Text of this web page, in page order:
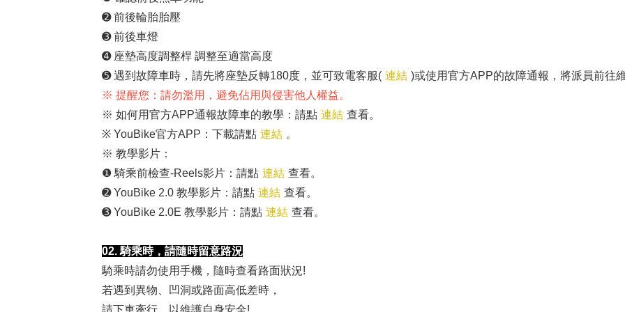
➋ 前後輪胎胎壓
➌ 前後車燈
➍ 座墊高度調整桿 調整至適當高度
➎ 遇到故障車時，請先將座墊反轉180度，並可致電客服( 連結 )或使用官方APP的故障通報，將派員前往
※ 提醒您：請勿濫用，避免佔用與侵害他人權益。
※ 如何用官方APP通報故障車的教學：請點 連結 查看。
※ YouBike官方APP：下載請點 連結 。
※ 教學影片：
❶騎乘前檢查-Reels影片：請點 連結 查看。
➋ YouBike 2.0 教學影片：請點 連結 查看。
➌ YouBike 2.0E 教學影片：請點 連結 查看。
02. 騎乘時，請隨時留意路況
騎乘時請勿使用手機，隨時查看路面狀況!
若遇到異物、凹洞或路面高低差時，
請下車牽行，以維護自身安全!